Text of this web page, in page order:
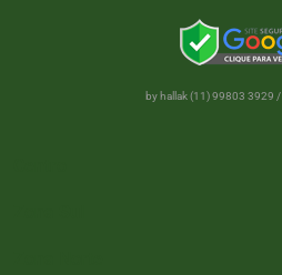
by hallak (11) 99803 3929 /